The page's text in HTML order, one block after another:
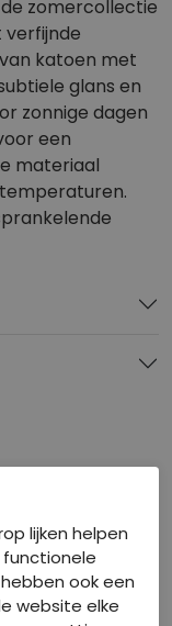
zomercollectie
verfijnde
katoen met
glans en
zonnige dagen
een
materiaal
lijken helpen
functionele
ook een
website elke